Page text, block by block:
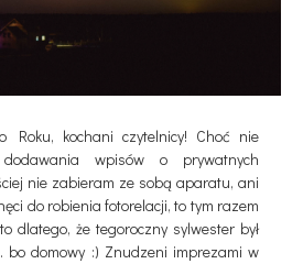
Roku, kochani czytelnicy! Choć nie
wpisów o prywatnych
nie zabieram ze sobą aparatu, ani
do robienia fotorelacji, to tym razem
dlatego, że tegoroczny sylwester był
bo domowy :) Znudzeni imprezami w